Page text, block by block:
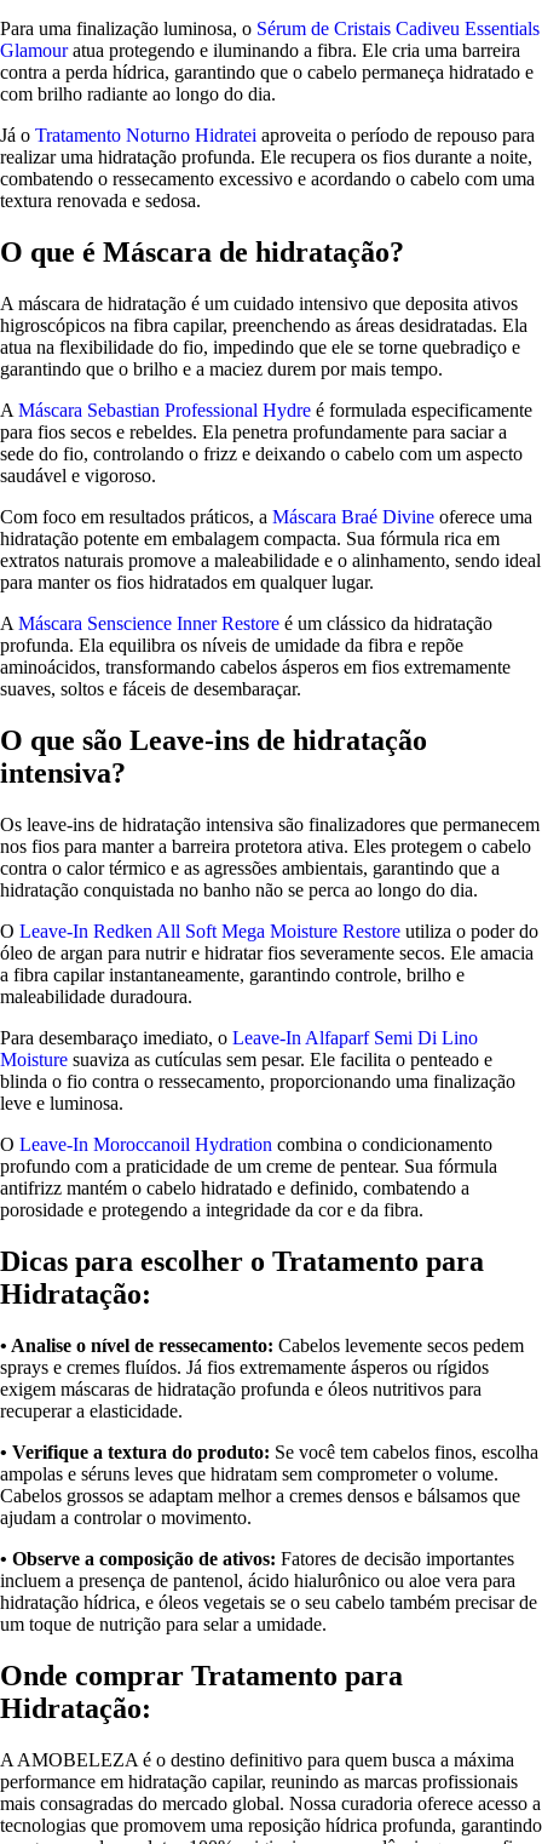
Para uma finalização luminosa, o Sérum de Cristais Cadiveu Essentials
Glamouratua protegendo e iluminando a fibra. Ele cria uma barreira
contra a perda hídrica, garantindo que o cabelo permaneça hidratado e
com brilho radiante ao longo do dia.
Já o Tratamento Noturno Hidratei aproveita o período de repouso para
realizar uma hidratação profunda. Ele recupera os fios durante a noite,
combatendo o ressecamento excessivo e acordando o cabelo com uma
textura renovada e sedosa.
O que é Máscara de hidratação?
A máscara de hidratação é um cuidado intensivo que deposita ativos
higroscópicos na fibra capilar, preenchendo as áreas desidratadas. Ela
atua na flexibilidade do fio, impedindo que ele se torne quebradiço e
garantindo que o brilho e a maciez durem por mais tempo.
A Máscara Sebastian Professional Hydre é formulada especificamente
para fios secos e rebeldes. Ela penetra profundamente para saciar a
sede do fio, controlando o frizz e deixando o cabelo com um aspecto
saudável e vigoroso.
Com foco em resultados práticos, a Máscara Braé Divine oferece uma
hidratação potente em embalagem compacta. Sua fórmula rica em
extratos naturais promove a maleabilidade e o alinhamento, sendo ideal
para manter os fios hidratados em qualquer lugar.
A Máscara Senscience Inner Restore é um clássico da hidratação
profunda. Ela equilibra os níveis de umidade da fibra e repõe
aminoácidos, transformando cabelos ásperos em fios extremamente
suaves, soltos e fáceis de desembaraçar.
O que são Leave-ins de hidratação
intensiva?
Os leave-ins de hidratação intensiva são finalizadores que permanecem
nos fios para manter a barreira protetora ativa. Eles protegem o cabelo
contra o calor térmico e as agressões ambientais, garantindo que a
hidratação conquistada no banho não se perca ao longo do dia.
O Leave-In Redken All Soft Mega Moisture Restore utiliza o poder do
óleo de argan para nutrir e hidratar fios severamente secos. Ele amacia
a fibra capilar instantaneamente, garantindo controle, brilho e
maleabilidade duradoura.
Para desembaraço imediato, o Leave-In Alfaparf Semi Di Lino
Moisture suaviza as cutículas sem pesar. Ele facilita o penteado e
blinda o fio contra o ressecamento, proporcionando uma finalização
leve e luminosa.
O Leave-In Moroccanoil Hydration combina o condicionamento
profundo com a praticidade de um creme de pentear. Sua fórmula
antifrizz mantém o cabelo hidratado e definido, combatendo a
porosidade e protegendo a integridade da cor e da fibra.
Dicas para escolher o Tratamento para
Hidratação:
• Analise o nível de ressecamento: Cabelos levemente secos pedem
sprays e cremes fluídos. Já fios extremamente ásperos ou rígidos
exigem máscaras de hidratação profunda e óleos nutritivos para
recuperar a elasticidade.
• Verifique a textura do produto: Se você tem cabelos finos, escolha
ampolas e séruns leves que hidratam sem comprometer o volume.
Cabelos grossos se adaptam melhor a cremes densos e bálsamos que
ajudam a controlar o movimento.
• Observe a composição de ativos: Fatores de decisão importantes
incluem a presença de pantenol, ácido hialurônico ou aloe vera para
hidratação hídrica, e óleos vegetais se o seu cabelo também precisar de
um toque de nutrição para selar a umidade.
Onde comprar Tratamento para
Hidratação:
A AMOBELEZA é o destino definitivo para quem busca a máxima
performance em hidratação capilar, reunindo as marcas profissionais
mais consagradas do mercado global. Nossa curadoria oferece acesso a
tecnologias que promovem uma reposição hídrica profunda, garantindo